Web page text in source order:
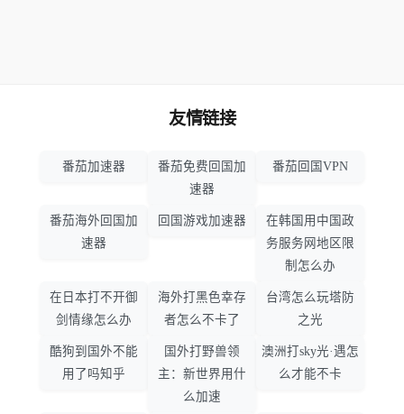
友情链接
番茄加速器
番茄免费回国加
速器
番茄回国VPN
番茄海外回国加
速器
回国游戏加速器
在韩国用中国政
务服务网地区限
制怎么办
在日本打不开御
剑情缘怎么办
海外打黑色幸存
者怎么不卡了
台湾怎么玩塔防
之光
酷狗到国外不能
用了吗知乎
国外打野兽领
主：新世界用什
么加速
澳洲打sky光·遇怎
么才能不卡